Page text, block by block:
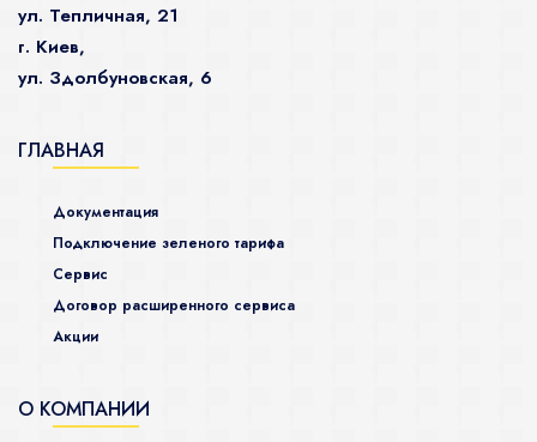
ул. Тепличная, 21
г. Киев,
ул. Здолбуновская, 6
ГЛАВНАЯ
Документация
Подключение зеленого тарифа
Сервис
Договор расширенного сервиса
Акции
О КОМПАНИИ